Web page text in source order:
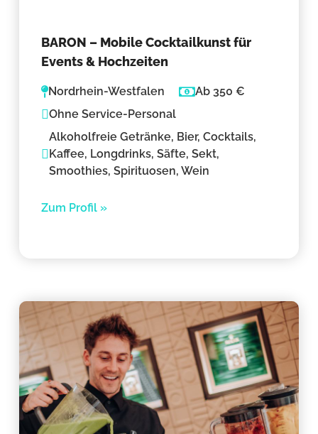
BARON – Mobile Cocktailkunst für
Events & Hochzeiten
Nordrhein-Westfalen
Ab 350 €
Ohne Service-Personal
Alkoholfreie Getränke, Bier, Cocktails,
Kaffee, Longdrinks, Säfte, Sekt,
Smoothies, Spirituosen, Wein
Zum Profil »